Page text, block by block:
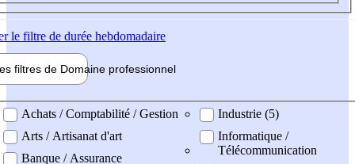
le filtre de durée hebdomadaire
filtres de Domaine professionnel
professionel
Achats / Comptabilité / Gestion
Arts / Artisanat d'art
Banque / Assurance
Industrie (5)
Informatique /
Télécommunication